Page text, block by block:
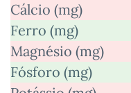
Cálcio (mg)
Ferro (mg)
Magnésio (mg)
Fósforo (mg)